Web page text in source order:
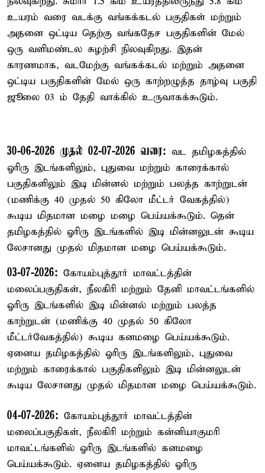
உயரம் வரை வடக்கு வங்கக்கடல் பகுதிகள் மற்றும்
அதனை ஒட்டிய தெற்கு வங்கதேச பகுதிகளின் மேல்
ஒரு வளிமண்டல சுழற்சி நிலவுகிறது. இதன்
காரணமாக, வடமேற்கு வங்கக்கடல் மற்றும் அதனை
ஒட்டிய பகுதிகளின் மேல் ஒரு காற்றழுத்த தாழ்வு பகுதி
ஜூலை 03 ம் தேதி வாக்கில் உருவாகக்கூடும்.
30-06-2026 முதல் 02-07-2026 வரை: வட தமிழகத்தில்
ஓரிரு இடங்களிலும், புதுவை மற்றும் காரைக்கால்
பகுதிகளிலும் இடி மின்னல் மற்றும் பலத்த காற்றுடன்
(மணிக்கு 40 முதல் 50 கிலோ மீட்டர் வேகத்தில்)
கூடிய மிதமான மழை மழை பெய்யக்கூடும். தென்
தமிழகத்தில் ஓரிரு இடங்களில் இடி மின்னலுடன் கூடிய
லேசானது முதல் மிதமான மழை பெய்யக்கூடும்.
03-07-2026: கோயம்புத்தூர் மாவட்டத்தின்
மலைப்பகுதிகள், நீலகிரி மற்றும் தேனி மாவட்டங்களில்
ஓரிரு இடங்களில் இடி மின்னல் மற்றும் பலத்த
காற்றுடன் (மணிக்கு 40 முதல் 50 கிலோ
மீட்டர்வேகத்தில்) கூடிய கனமழை பெய்யக்கூடும்.
ஏனைய தமிழகத்தில் ஓரிரு இடங்களிலும், புதுவை
மற்றும் காரைக்கால் பகுதிகளிலும் இடி மின்னலுடன்
கூடிய லேசானது முதல் மிதமான மழை பெய்யக்கூடும்.
04-07-2026: கோயம்புத்தூர் மாவட்டத்தின்
மலைப்பகுதிகள், நீலகிரி மற்றும் கன்னியாகுமரி
மாவட்டங்களில் ஓரிரு இடங்களில் கனமழை
பெய்யக்கூடும். ஏனைய தமிழகத்தில் ஓரிரு